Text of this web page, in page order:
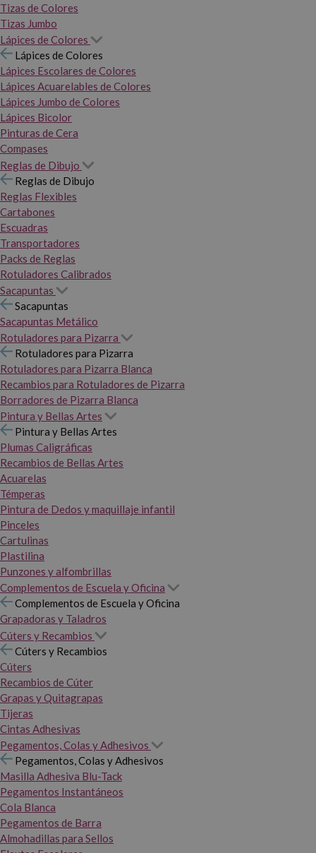
Tizas de Colores
Tizas Jumbo
Lápices de Colores
Lápices de Colores
Lápices Escolares de Colores
Lápices Acuarelables de Colores
Lápices Jumbo de Colores
Lápices Bicolor
Pinturas de Cera
Compases
Reglas de Dibujo
Reglas de Dibujo
Reglas Flexibles
Cartabones
Escuadras
Transportadores
Packs de Reglas
Rotuladores Calibrados
Sacapuntas
Sacapuntas
Sacapuntas Metálico
Rotuladores para Pizarra
Rotuladores para Pizarra
Rotuladores para Pizarra Blanca
Recambios para Rotuladores de Pizarra
Borradores de Pizarra Blanca
Pintura y Bellas Artes
Pintura y Bellas Artes
Plumas Caligráficas
Recambios de Bellas Artes
Acuarelas
Témperas
Pintura de Dedos y maquillaje infantil
Pinceles
Cartulinas
Plastilina
Punzones y alfombrillas
Complementos de Escuela y Oficina
Complementos de Escuela y Oficina
Grapadoras y Taladros
Cúters y Recambios
Cúters y Recambios
Cúters
Recambios de Cúter
Grapas y Quitagrapas
Tijeras
Cintas Adhesivas
Pegamentos, Colas y Adhesivos
Pegamentos, Colas y Adhesivos
Masilla Adhesiva Blu-Tack
Pegamentos Instantáneos
Cola Blanca
Pegamentos de Barra
Almohadillas para Sellos